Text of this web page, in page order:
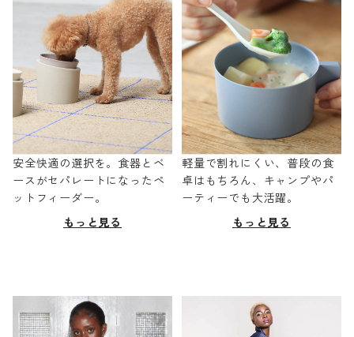
安全快適の選択を。食器とベ
ースがセパレートになったペ
ットフィーダー。
もっと見る
軽量で割れにくい、普段の食
卓はもちろん、キャンプやパ
ーティーでも大活躍。
もっと見る